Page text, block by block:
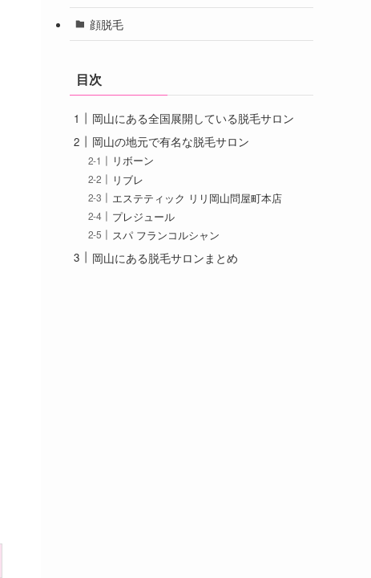
顔脱毛
目次
岡山にある全国展開している脱毛サロン
岡山の地元で有名な脱毛サロン
リボーン
リブレ
エステティック リリ岡山問屋町本店
プレジュール
スパ フランコルシャン
岡山にある脱毛サロンまとめ